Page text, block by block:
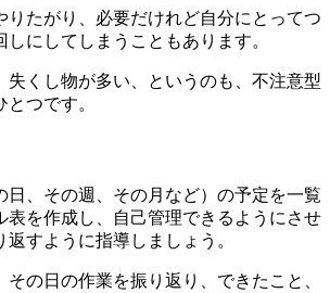
りたがり、必要だけれど自分にとってつ
しにしてしまうこともあります。
失くし物が多い 、というのも、 不注意型
つです。
日、その週、その月など）の予定を一覧
表を作成し、自己管理できるようにさせ
すように指導しましょう。
その日の作業を振り返り、できたこと、